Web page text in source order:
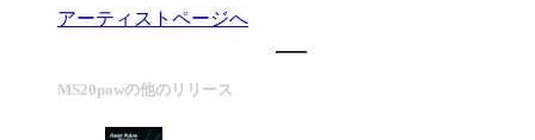
アーティストページへ
MS20powの他のリリース